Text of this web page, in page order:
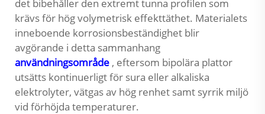
det bibehåller den extremt tunna profilen som
krävs för hög volymetrisk effekttäthet. Materialets
inneboende korrosionsbeständighet blir
avgörande i detta sammanhang
användningsområde , eftersom bipolära plattor
utsätts kontinuerligt för sura eller alkaliska
elektrolyter, vätgas av hög renhet samt syrrik miljö
vid förhöjda temperaturer.